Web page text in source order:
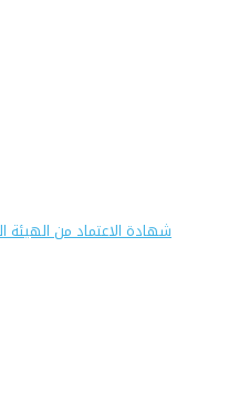
شهادة الاعتماد من الهيئة